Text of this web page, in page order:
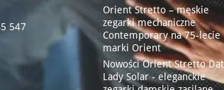
547
Orient Stretto – męskie
zegarki mechaniczne
Contemporary na 75-lecie
marki Orient
Nowości Orient Stretto
Lady Solar - eleganckie